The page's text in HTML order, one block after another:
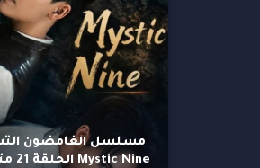
مسلسل الغامضون
Mystic Nine الحلقة 21 مترجمة